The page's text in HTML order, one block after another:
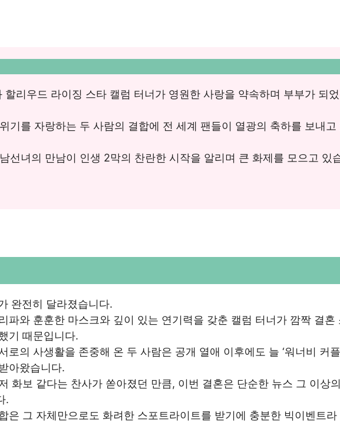
할리우드 라이징 스타 캘럼 터너가 영원한 사랑을 약속하며 부부가 되
기를 자랑하는 두 사람의 결합에 전 세계 팬들이 열광의 축하를 보내고
선녀의 만남이 인생 2막의 찬란한 시작을 알리며 큰 화제를 모으고 있
완전히 달라졌습니다.
파와 훈훈한 마스크와 깊이 있는 연기력을 갖춘 캘럼 터너가 깜짝 결혼
기 때문입니다.
로의 사생활을 존중해 온 두 사람은 공개 열애 이후에도 늘 ‘워너비 커플
아왔습니다.
화보 같다는 찬사가 쏟아졌던 만큼, 이번 결혼은 단순한 뉴스 그 이상
.
은 그 자체만으로도 화려한 스포트라이트를 받기에 충분한 빅이벤트라